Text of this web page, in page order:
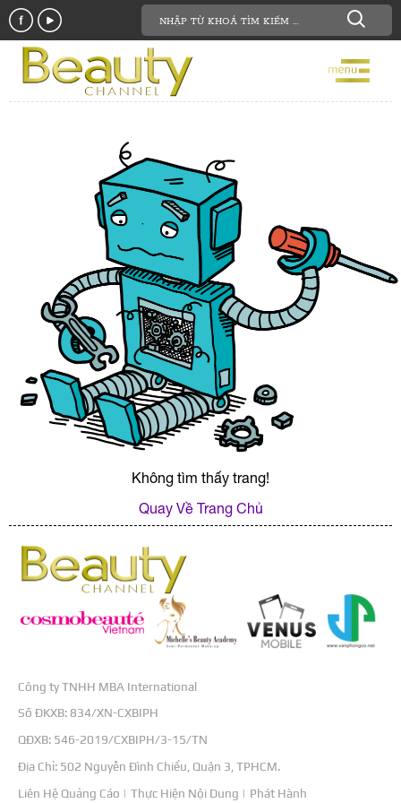
Không tìm thấy trang!
Quay Về Trang Chủ
Công ty TNHH MBA International
Số ĐKXB: 834/XN-CXBIPH
QĐXB: 546-2019/CXBIPH/3-15/TN
Địa Chỉ: 502 Nguyễn Đình Chiểu, Quận 3, TPHCM.
Liên Hệ Quảng Cáo | Thực Hiện Nội Dung | Phát Hành